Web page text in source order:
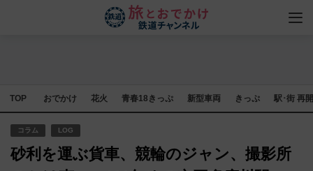
TOP おでかけ 花火 青春18きっぷ 新型車両 きっぷ 駅･街 再
コラム LOG
砂利を運ぶ貨車、競輪のジャン、撮影所